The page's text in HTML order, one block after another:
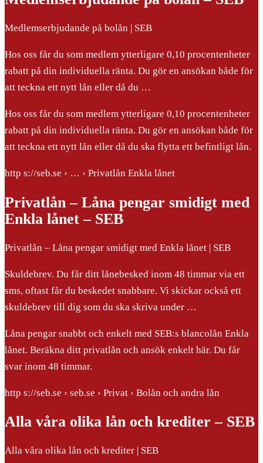
Medlemserbjudande på bolån | SEB
Hos oss får du som medlem ytterligare 0,10 procentenheter
rabatt på din individuella ränta. Du gör en ansökan både för
att teckna ett nytt lån eller då du …
Hos oss får du som medlem ytterligare 0,10 procentenheter
rabatt på din individuella ränta. Du gör en ansökan både för
att teckna ett nytt lån eller då du ska flytta ett befintligt lån.
http s://seb.se › … › Privatlån Enkla lånet
Privatlån – Låna pengar smidigt med
Enkla lånet – SEB
Privatlån – Låna pengar smidigt med Enkla lånet | SEB
Skuldebrev. Du får ditt lånebesked inom 48 timmar via ett
sms, oftast får du beskedet snabbare. Vi skickar också ett
skuldebrev till dig som du ska skriva under …
Låna pengar snabbt och enkelt med SEB:s blancolån Enkla
lånet. Beräkna ditt privatlån och ansök enkelt här. Du får
svar inom 48 timmar.
http s://seb.se › seb.se › Privat › Bolån och andra lån
Alla våra olika lån och krediter – SEB
Alla våra olika lån och krediter | SEB